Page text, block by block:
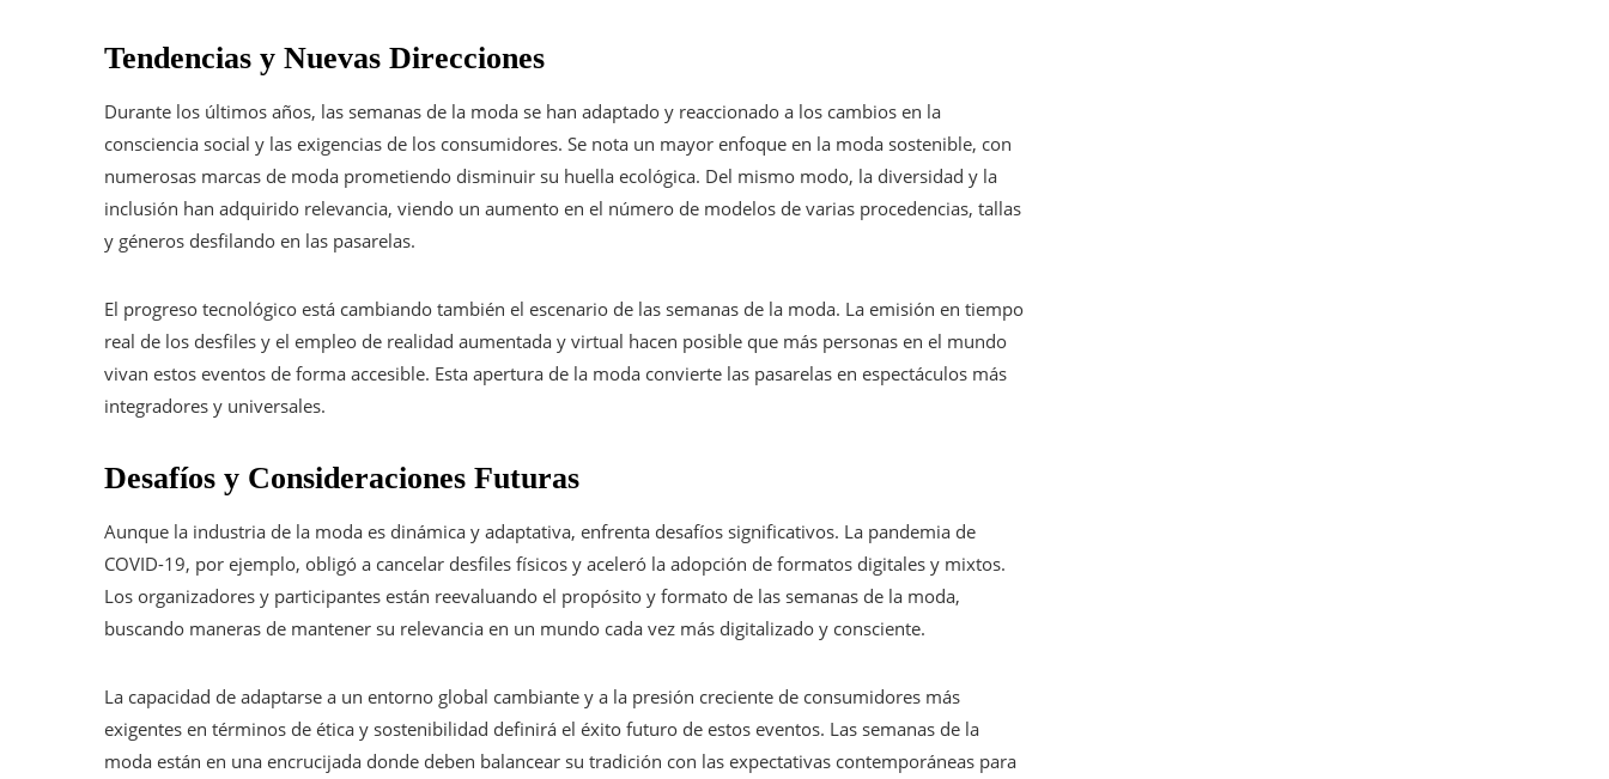
Tendencias y Nuevas Direcciones
Durante los últimos años, las semanas de la moda se han adaptado y reaccionado a los cambios en la
consciencia social y las exigencias de los consumidores. Se nota un mayor enfoque en la moda sostenible, con
numerosas marcas de moda prometiendo disminuir su huella ecológica. Del mismo modo, la diversidad y la
inclusión han adquirido relevancia, viendo un aumento en el número de modelos de varias procedencias, tallas
y géneros desfilando en las pasarelas.
El progreso tecnológico está cambiando también el escenario de las semanas de la moda. La emisión en tiempo
real de los desfiles y el empleo de realidad aumentada y virtual hacen posible que más personas en el mundo
vivan estos eventos de forma accesible. Esta apertura de la moda convierte las pasarelas en espectáculos más
integradores y universales.
Desafíos y Consideraciones Futuras
Aunque la industria de la moda es dinámica y adaptativa, enfrenta desafíos significativos. La pandemia de
COVID-19, por ejemplo, obligó a cancelar desfiles físicos y aceleró la adopción de formatos digitales y mixtos.
Los organizadores y participantes están reevaluando el propósito y formato de las semanas de la moda,
buscando maneras de mantener su relevancia en un mundo cada vez más digitalizado y consciente.
La capacidad de adaptarse a un entorno global cambiante y a la presión creciente de consumidores más
exigentes en términos de ética y sostenibilidad definirá el éxito futuro de estos eventos. Las semanas de la
moda están en una encrucijada donde deben balancear su tradición con las expectativas contemporáneas para